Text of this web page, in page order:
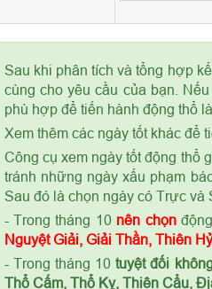
Sau khi phân tích và tổng hợp
cùng cho yêu cầu của bạn.
phù hợp để tiến hành động thổ
Xem thêm các ngày tốt khác để
Công cụ xem ngày tốt động thổ
tránh những ngày xấu phạm
Sau đó là chọn ngày có Trực và
- Trong tháng 10 nên chọn
Nguyệt Giải, Giải Thần, Thiên
- Trong tháng 10tuyệt đối
Thổ Cấm, Thổ Kỵ, Thiên Cẩu,